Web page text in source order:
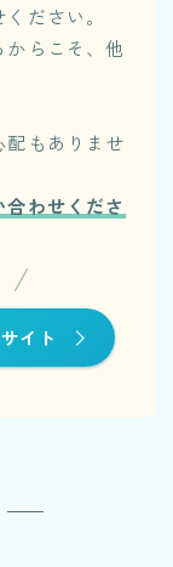
ださい。
らこそ、他
もありませ
わせくださ
イト